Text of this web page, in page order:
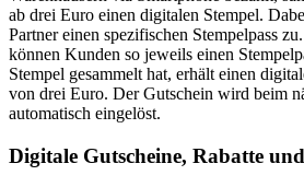
ab drei Euro einen digitalen Stempel.
Partner einen spezifischen Stempelpass
können Kunden so jeweils einen
Stempel gesammelt hat, erhält einen
von drei Euro. Der Gutschein wird beim
automatisch eingelöst.
Digitale Gutscheine, Rabatte